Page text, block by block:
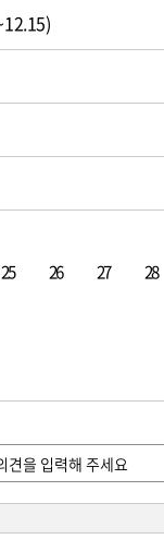
25 26 27 28